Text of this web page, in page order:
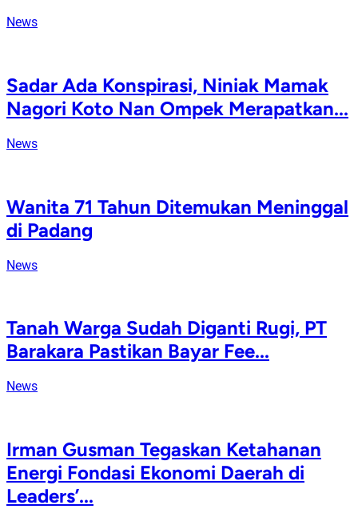
News
Sadar Ada Konspirasi, Niniak Mamak
Nagori Koto Nan Ompek Merapatkan...
News
Wanita 71 Tahun Ditemukan Meninggal
di Padang
News
Tanah Warga Sudah Diganti Rugi, PT
Barakara Pastikan Bayar Fee...
News
Irman Gusman Tegaskan Ketahanan
Energi Fondasi Ekonomi Daerah di
Leaders’...